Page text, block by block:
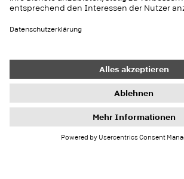
NACHHALTIGKEIT
KONTAKT
SHOP
JURA-Spedition GmbH